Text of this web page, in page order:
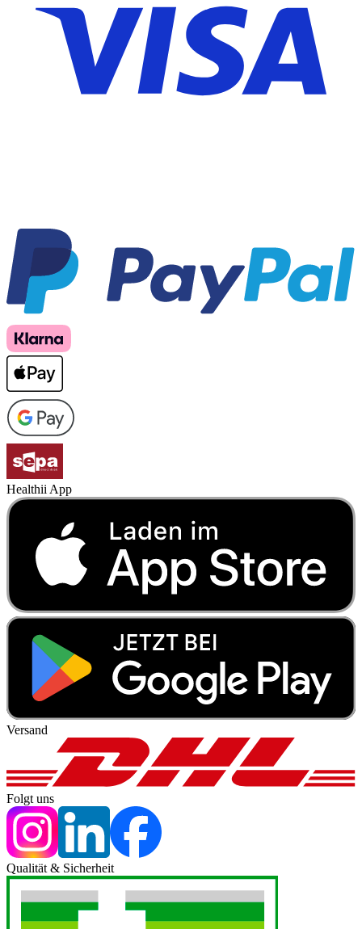
Healthii App
Versand
Folgt uns
Qualität & Sicherheit